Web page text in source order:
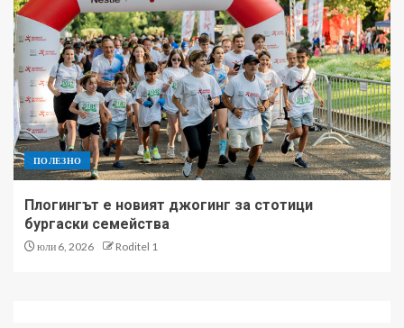
ПОЛЕЗНО
Плогингът е новият джогинг за стотици
бургаски семейства
юли 6, 2026 Roditel 1